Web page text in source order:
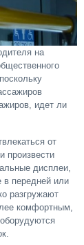
на
идет ли
от
произвести
дисплеи,
в передней или
разгружают
комфортным,